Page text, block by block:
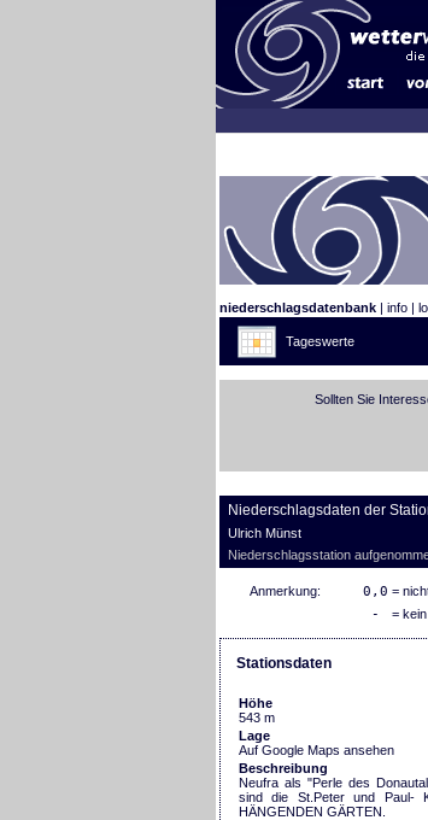
niederschlagsdatenbank| info|
Tageswerte
Sollten Sie
Niederschlagsdaten der
Ulrich Münst
Niederschlagsstation
Anmerkung: 0,0 =
- =
Stationsdaten
Höhe
543 m
Lage
Auf Google Maps ansehen
Beschreibung
Neufra als "Perle des
sind die St.Peter und Paul-
HÄNGENDEN GÄRTEN.